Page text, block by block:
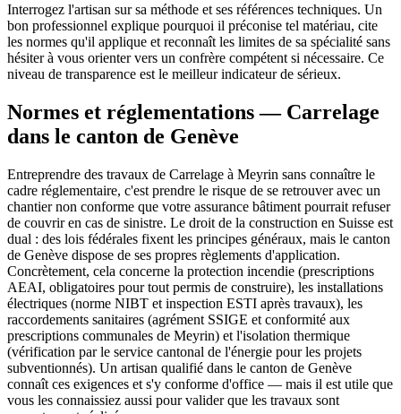
Interrogez l'artisan sur sa méthode et ses références techniques. Un
bon professionnel explique pourquoi il préconise tel matériau, cite
les normes qu'il applique et reconnaît les limites de sa spécialité sans
hésiter à vous orienter vers un confrère compétent si nécessaire. Ce
niveau de transparence est le meilleur indicateur de sérieux.
Normes et réglementations — Carrelage
dans le canton de Genève
Entreprendre des travaux de Carrelage à Meyrin sans connaître le
cadre réglementaire, c'est prendre le risque de se retrouver avec un
chantier non conforme que votre assurance bâtiment pourrait refuser
de couvrir en cas de sinistre. Le droit de la construction en Suisse est
dual : des lois fédérales fixent les principes généraux, mais le canton
de Genève dispose de ses propres règlements d'application.
Concrètement, cela concerne la protection incendie (prescriptions
AEAI, obligatoires pour tout permis de construire), les installations
électriques (norme NIBT et inspection ESTI après travaux), les
raccordements sanitaires (agrément SSIGE et conformité aux
prescriptions communales de Meyrin) et l'isolation thermique
(vérification par le service cantonal de l'énergie pour les projets
subventionnés). Un artisan qualifié dans le canton de Genève
connaît ces exigences et s'y conforme d'office — mais il est utile que
vous les connaissiez aussi pour valider que les travaux sont